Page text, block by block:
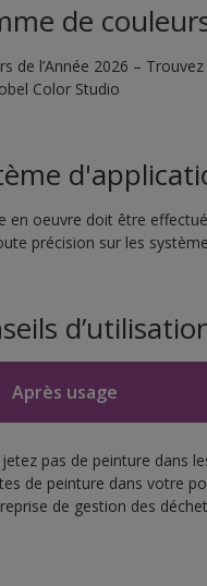
de
de l’Année 2026 –
Color Studio
en oeuvre doit être
précision sur les
Après usage
jetez pas de peinture dans
de peinture dans votre
de gestion des